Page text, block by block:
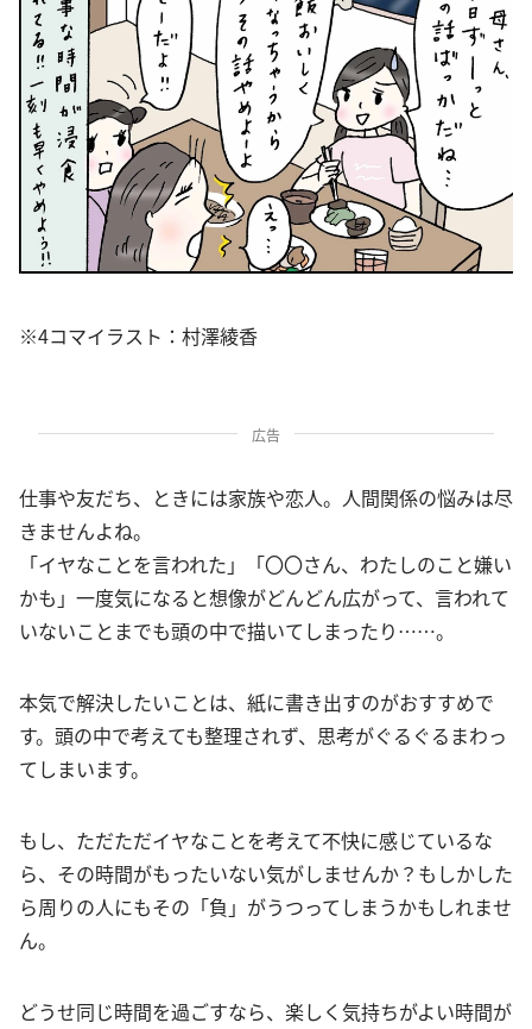
※4コマイラスト：村澤綾香
広告
仕事や友だち、ときには家族や恋人。人間関係の悩みは尽
きませんよね。
「イヤなことを言われた」「〇〇さん、わたしのこと嫌い
かも」一度気になると想像がどんどん広がって、言われて
いないことまでも頭の中で描いてしまったり……。
本気で解決したいことは、紙に書き出すのがおすすめで
す。頭の中で考えても整理されず、思考がぐるぐるまわっ
てしまいます。
もし、ただただイヤなことを考えて不快に感じているな
ら、その時間がもったいない気がしませんか？もしかした
ら周りの人にもその「負」がうつってしまうかもしれませ
ん。
どうせ同じ時間を過ごすなら、楽しく気持ちがよい時間が